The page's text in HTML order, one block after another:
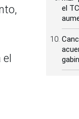
el
el